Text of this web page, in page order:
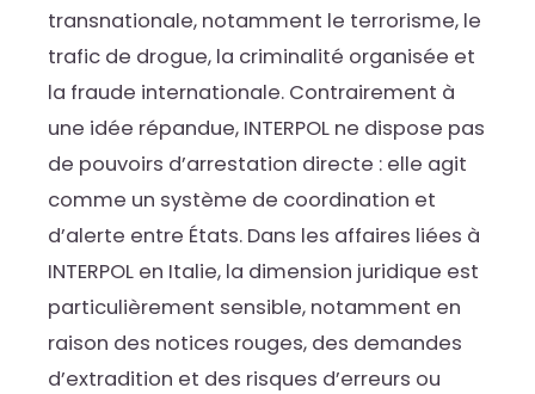
transnationale, notamment le terrorisme, le
trafic de drogue, la criminalité organisée et
la fraude internationale. Contrairement à
une idée répandue, INTERPOL ne dispose pas
de pouvoirs d’arrestation directe : elle agit
comme un système de coordination et
d’alerte entre États. Dans les affaires liées à
INTERPOL en Italie, la dimension juridique est
particulièrement sensible, notamment en
raison des notices rouges, des demandes
d’extradition et des risques d’erreurs ou